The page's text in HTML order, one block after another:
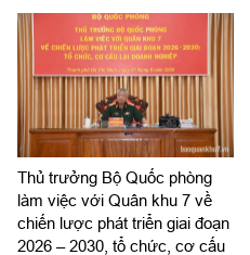
Thủ trưởng Bộ Quốc phòng
làm việc với Quân khu 7 về
chiến lược phát triển giai đoạn
2026 – 2030, tổ chức, cơ cấu